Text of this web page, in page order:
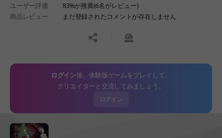
ユーザー評価
83%が推薦(6名がレビュー)
商品レビュー
まだ登録されたコメントが存在しません
공유하기신고하기
ログイン後、体験版ゲームをプレイして、
クリエイターと交流してみましょう。
ログイン